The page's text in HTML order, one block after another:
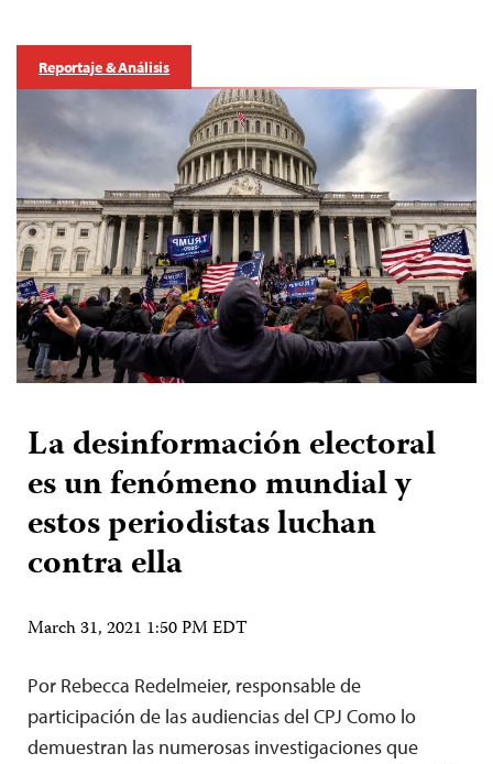
Reportaje & Análisis
La desinformación electoral
es un fenómeno mundial y
estos periodistas luchan
contra ella
March 31, 2021 1:50 PM EDT
Por Rebecca Redelmeier, responsable de
participación de las audiencias del CPJ Como lo
demuestran las numerosas investigaciones que